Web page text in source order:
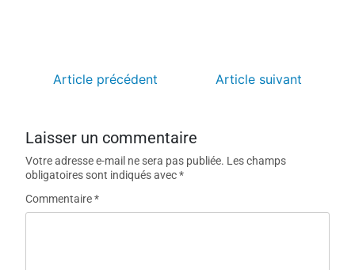
Article précédent Article suivant
Laisser un commentaire
Votre adresse e-mail ne sera pas publiée. Les champs
obligatoires sont indiqués avec*
Commentaire*